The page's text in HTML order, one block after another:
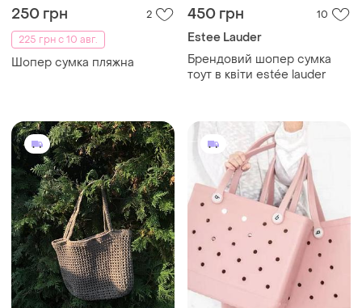
250 грн
2
225 грн с 10 авг.
Шопер сумка пляжна
450 грн 10
Estee Lauder
Брендовий шопер сумка
тоут в квіти estée lauder